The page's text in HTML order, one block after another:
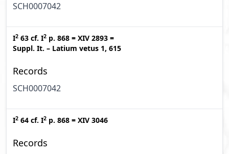
SCH0007042
I2 63 cf. I2 p. 868 = XIV 2893 =
Suppl. It. – Latium vetus 1, 615
Records
SCH0007042
I2 64 cf. I2 p. 868 = XIV 3046
Records